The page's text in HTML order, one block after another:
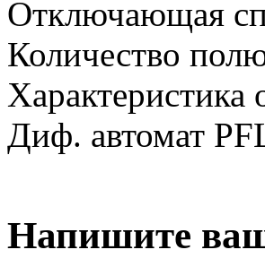
Отключающая
Количество
Характеристика
Диф. автомат
Напишите